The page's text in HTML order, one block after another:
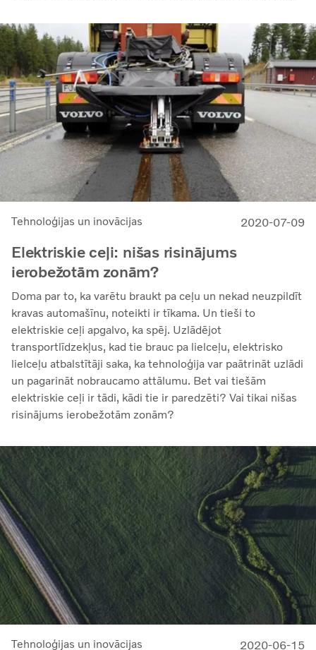
Tehnoloģijas un inovācijas 2020-07-09
Elektriskie ceļi: nišas risinājums
ierobežotām zonām?
Doma par to, ka varētu braukt pa ceļu un nekad neuzpildīt
kravas automašīnu, noteikti ir tīkama. Un tieši to
elektriskie ceļi apgalvo, ka spēj. Uzlādējot
transportlīdzekļus, kad tie brauc pa lielceļu, elektrisko
lielceļu atbalstītāji saka, ka tehnoloģija var paātrināt uzlādi
un pagarināt nobraucamo attālumu. Bet vai tiešām
elektriskie ceļi ir tādi, kādi tie ir paredzēti? Vai tikai nišas
risinājums ierobežotām zonām?
Tehnoloģijas un inovācijas 2020-06-15